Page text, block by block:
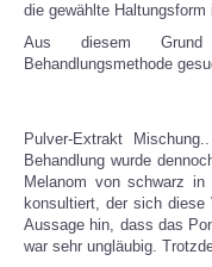
die gewählte
Aus diesem
Behandlungsmethode
Pulver-Extrakt
Behandlung wurde
Melanom von schwarz
konsultiert, der sich diese
Aussage hin, dass das
war sehr ungläubig.